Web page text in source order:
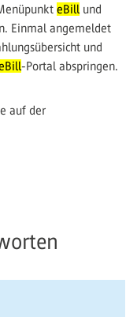
eBill und
Einmal angemeldet
und
-Portal abspringen.
auf der